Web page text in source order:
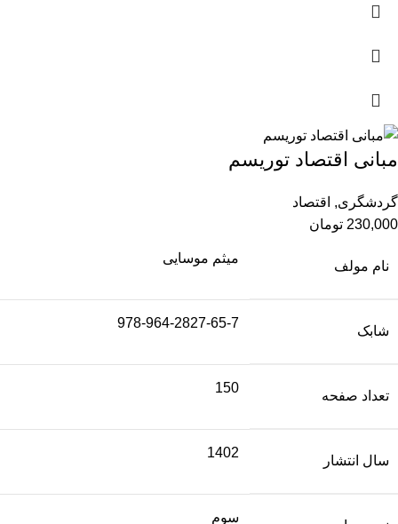
مبانی اقتصاد توریسم
گردشگری, اقتصاد
230,000 تومان
نام مولف
میثم موسایی
شابک
978-964-2827-65-7
تعداد صفحه
150
سال انتشار
1402
سوم